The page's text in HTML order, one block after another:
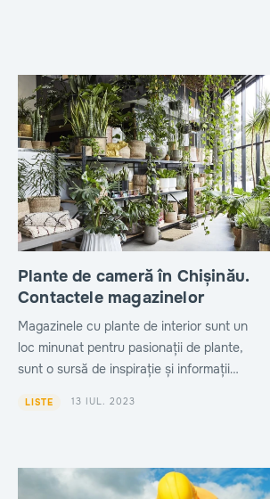
Plante de cameră în Chișinău.
Contactele magazinelor
Magazinele cu plante de interior sunt un
loc minunat pentru pasionații de plante,
sunt o sursă de inspirație și informații
LISTE 13 IUL. 2023